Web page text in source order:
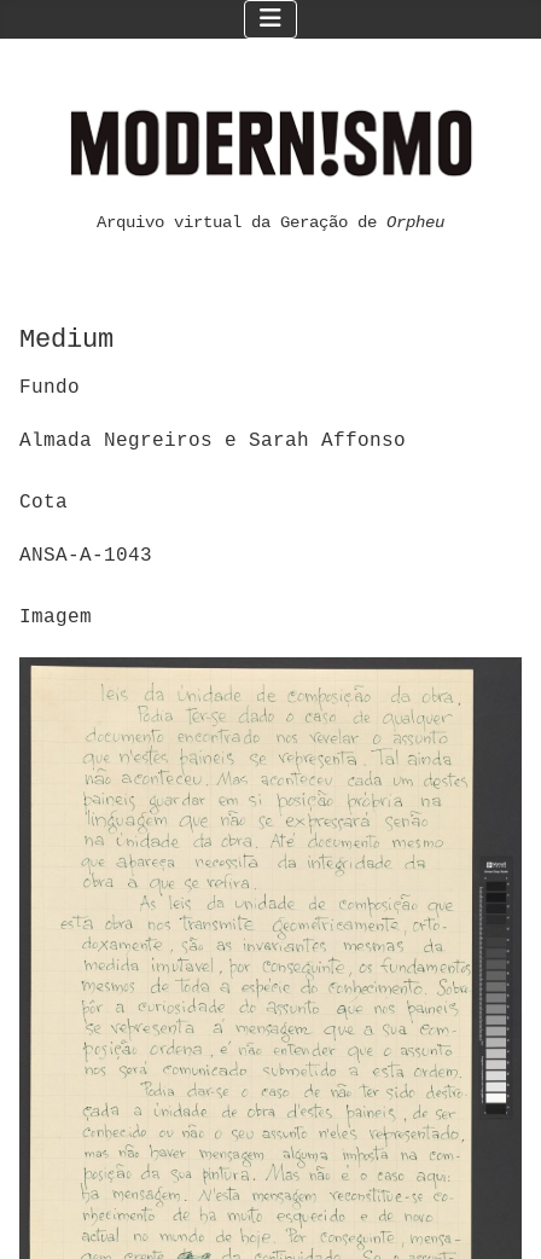
Arquivo virtual da Geração de Orpheu
Medium
Fundo
Almada Negreiros e Sarah Affonso
Cota
ANSA-A-1043
Imagem